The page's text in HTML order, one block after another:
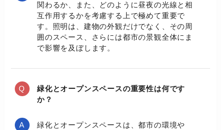
関わるか、また、どのように昼夜の光線と相
互作用するかを考慮する上で極めて重要で
す。照明は、建物の外観だけでなく、その周
囲のスペース、さらには都市の景観全体にま
で影響を及ぼします。
緑化とオープンスペースの重要性は何です
か？
緑化とオープンスペースは、都市の環境や